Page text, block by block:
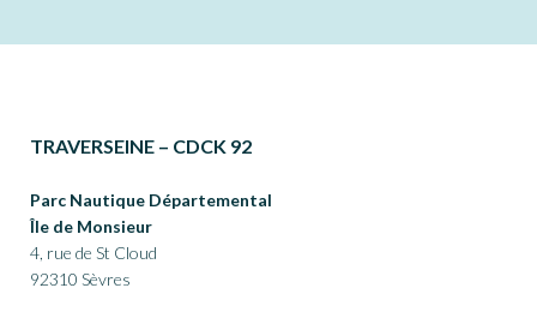
TRAVERSEINE – CDCK 92
Parc Nautique Départemental
Île de Monsieur
4, rue de St Cloud
92310 Sèvres